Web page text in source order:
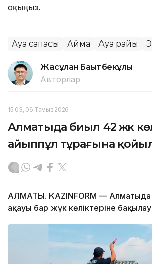
оқыңыз.
Ауа сапасы Аймақ Ауа райы
Жасұлан Бақытбекұлы
Авторлар
15:03, 06 Тамыз 2026
Алматыда биыл 42 жүк
айыппұл тұрағына
АЛМАТЫ. KAZINFORM — Алматыда
ақауы бар жүк көліктеріне